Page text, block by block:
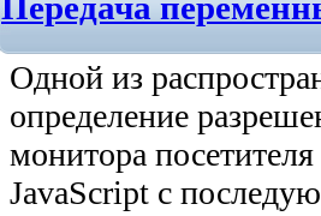
Передача
Одной из
определение
монитора
JavaScript с